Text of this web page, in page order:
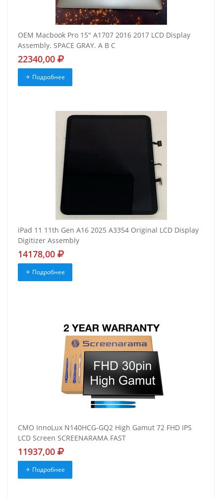
OEM Macbook Pro 15" A1707 2016 2017 LCD Display
Assembly. SPACE GRAY. A B C
22340,00
Подробнее
iPad 11 11th Gen A16 2025 A3354 Original LCD Display
Digitizer Assembly
14178,00
Подробнее
CMO InnoLux N140HCG-GQ2 High Gamut 72 FHD IPS
LCD Screen SCREENARAMA FAST
11937,00
Подробнее